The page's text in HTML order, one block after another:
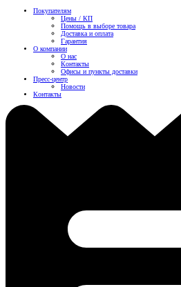
Покупателям
Цены / КП
Помощь в выборе товара
Доставка и оплата
Гарантия
О компании
О нас
Контакты
Офисы и пункты доставки
Пресс-центр
Новости
Контакты